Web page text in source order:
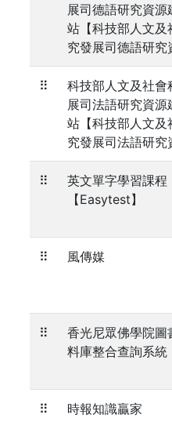
展司德語研究資源
站【科技部人文及
究發展司德語研究
⠿
科技部人文及社會
展司法語研究資源
站【科技部人文及
究發展司法語研究
⠿
英文單字學習課程
【Easytest】
⠿ 風傳媒
⠿
香光尼眾佛學院圖
料庫整合查詢系統
⠿ 時報知識贏家